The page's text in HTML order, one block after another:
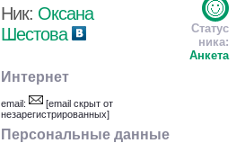
Ник: Оксана
Шестова
Статус
ника:
Анкета
Интернет
email:
[email скрыт от
незарегистрированных]
Персональные данные